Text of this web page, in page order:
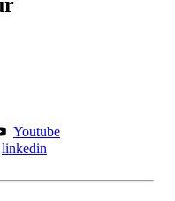
Youtube
linkedin